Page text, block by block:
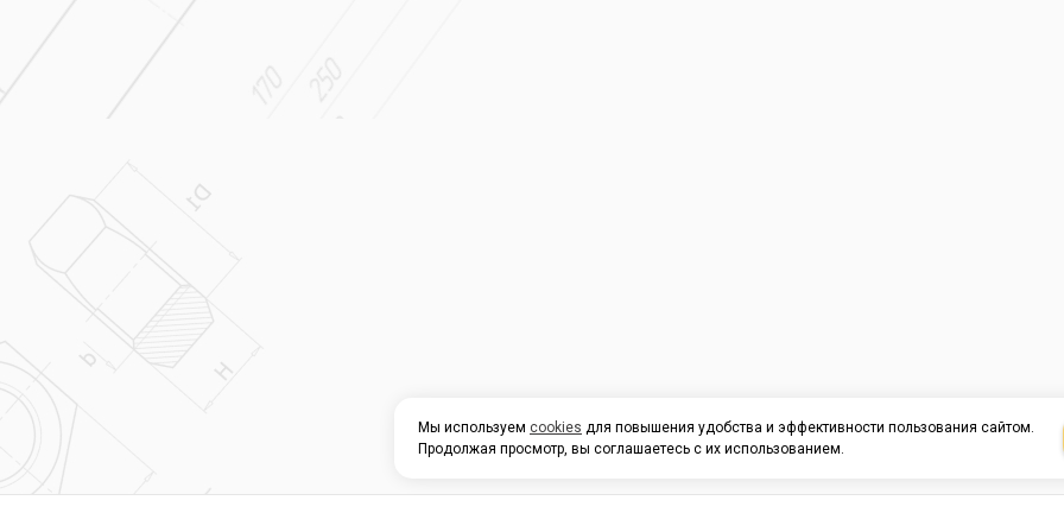
Мы используем cookies для повышения удобства и эффективности пользования сайтом.
Продолжая просмотр, вы соглашаетесь с их использованием.